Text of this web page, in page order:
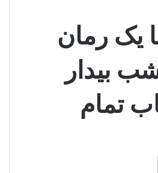
یک رمان
بیدار
تمام